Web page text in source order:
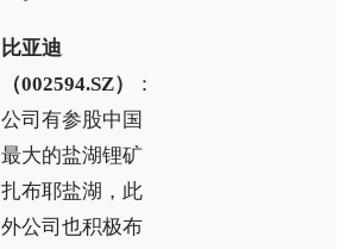
比亚迪
（002594.SZ）
：
公司有参股中国
最大的盐湖锂矿
扎布耶盐湖，此
外公司也积极布